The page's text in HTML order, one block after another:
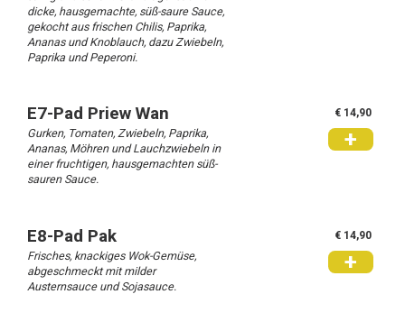
dicke, hausgemachte, süß-saure Sauce,
gekocht aus frischen Chilis, Paprika,
Ananas und Knoblauch, dazu Zwiebeln,
Paprika und Peperoni.
E7-Pad Priew Wan
Gurken, Tomaten, Zwiebeln, Paprika,
Ananas, Möhren und Lauchzwiebeln in
einer fruchtigen, hausgemachten süß-
sauren Sauce.
€ 14,90
+
E8-Pad Pak
Frisches, knackiges Wok-Gemüse,
abgeschmeckt mit milder
Austernsauce und Sojasauce.
€ 14,90
+